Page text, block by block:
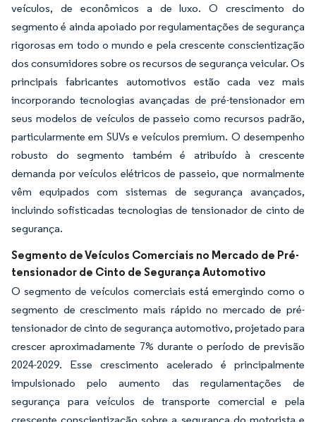
veículos, de econômicos a de luxo. O crescimento do
segmento é ainda apoiado por regulamentações de segurança
rigorosas em todo o mundo e pela crescente conscientização
dos consumidores sobre os recursos de segurança veicular. Os
principais fabricantes automotivos estão cada vez mais
incorporando tecnologias avançadas de pré-tensionador em
seus modelos de veículos de passeio como recursos padrão,
particularmente em SUVs e veículos premium. O desempenho
robusto do segmento também é atribuído à crescente
demanda por veículos elétricos de passeio, que normalmente
vêm equipados com sistemas de segurança avançados,
incluindo sofisticadas tecnologias de tensionador de cinto de
segurança.
Segmento de Veículos Comerciais no Mercado de Pré-
tensionador de Cinto de Segurança Automotivo
O segmento de veículos comerciais está emergindo como o
segmento de crescimento mais rápido no mercado de pré-
tensionador de cinto de segurança automotivo, projetado para
crescer aproximadamente 7% durante o período de previsão
2024-2029. Esse crescimento acelerado é principalmente
impulsionado pelo aumento das regulamentações de
segurança para veículos de transporte comercial e pela